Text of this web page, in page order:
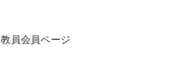
教員会員ページ